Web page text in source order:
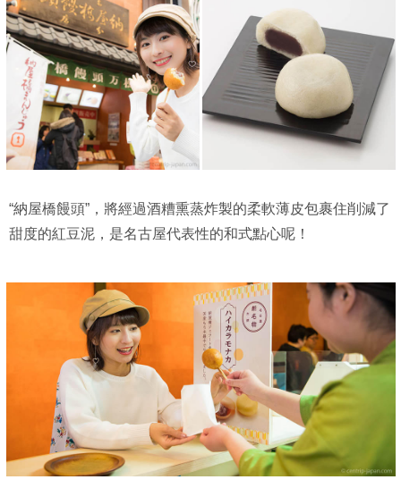
“納屋橋饅頭”，將經過酒糟熏蒸炸製的柔軟薄皮包裹住削減了
甜度的紅豆泥，是名古屋代表性的和式點心呢！